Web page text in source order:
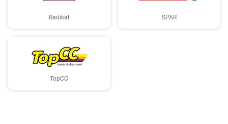
Radikal SPAR
TopCC